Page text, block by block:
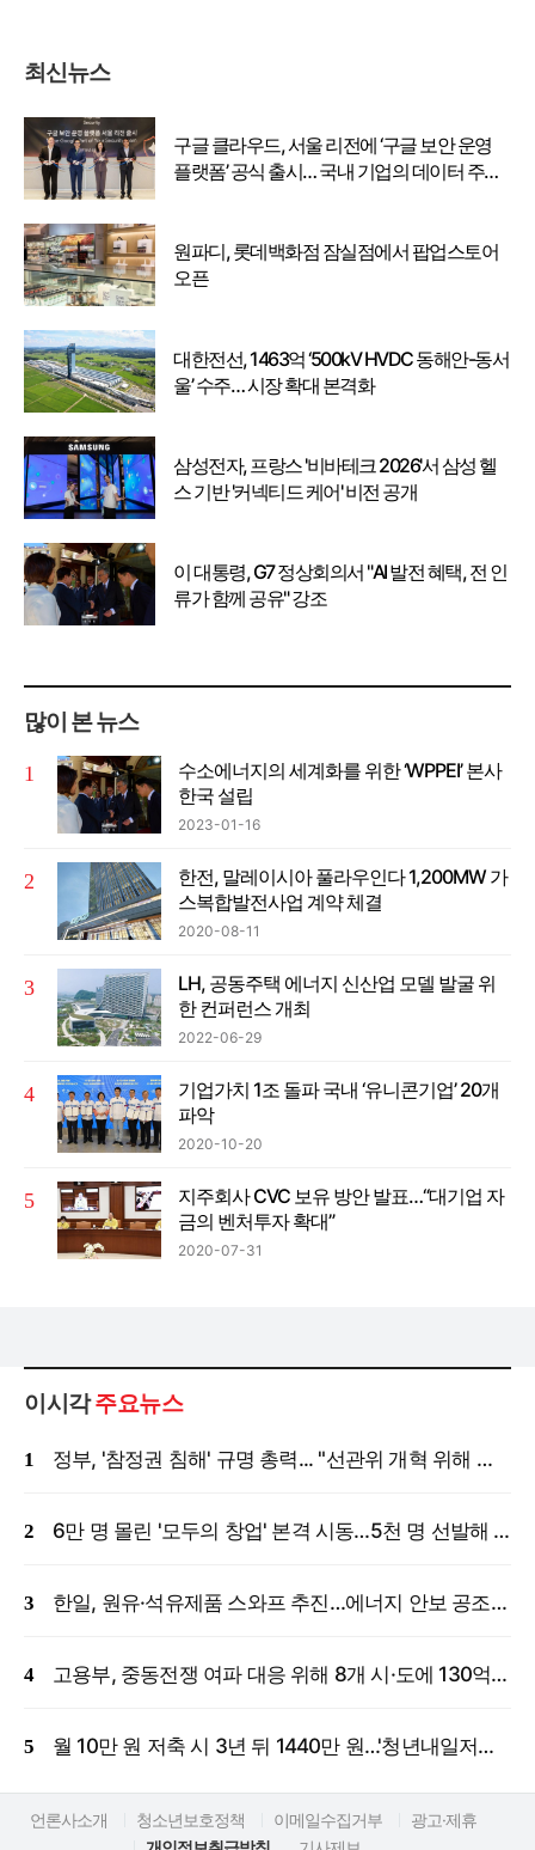
최신뉴스
구글 클라우드, 서울 리전에 ‘구글 보안 운영
플랫폼’ 공식 출시… 국내 기업의 데이터 주권
원파디, 롯데백화점 잠실점에서 팝업스토어
오픈
대한전선, 1463억 ‘500kV HVDC 동해안-동서
울’ 수주… 시장 확대 본격화
삼성전자, 프랑스 '비바테크 2026'서 삼성 헬
스 기반 '커넥티드 케어' 비전 공개
이 대통령, G7 정상회의서 "AI 발전 혜택, 전 인
류가 함께 공유" 강조
많이 본 뉴스
수소에너지의 세계화를 위한 ‘WPPEI’ 본사
한국 설립
2023-01-16
한전, 말레이시아 풀라우인다 1,200MW 가
스복합발전사업 계약 체결
2020-08-11
LH, 공동주택 에너지 신산업 모델 발굴 위
한 컨퍼런스 개최
2022-06-29
기업가치 1조 돌파 국내 ‘유니콘기업’ 20개
파악
2020-10-20
지주회사 CVC 보유 방안 발표…“대기업 자
금의 벤처투자 확대”
2020-07-31
이시각주요뉴스
정부, '참정권 침해' 규명 총력... "선관위 개혁 위해 국정조사 등 모든 조치"
6만 명 몰린 '모두의 창업' 본격 시동…5천 명 선발해 밀착 지원
한일, 원유·석유제품 스와프 추진…에너지 안보 공조 강화
고용부, 중동전쟁 여파 대응 위해 8개 시·도에 130억 원 긴급 투입
월 10만 원 저축 시 3년 뒤 1440만 원…'청년내일저축계좌' 신규 모집
언론사소개 청소년보호정책 이메일수집거부
광고·제휴